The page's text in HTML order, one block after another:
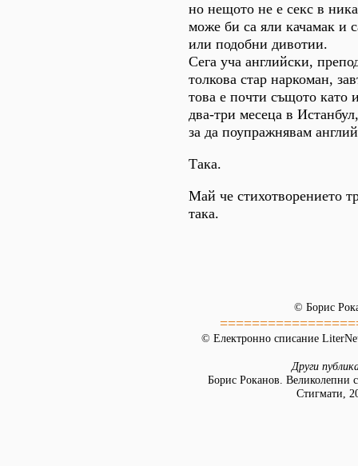
но нещото не е секс в
може би са яли качамак и
или подобни дивотии.
Сега уча английски,
толкова стар наркоман,
това е почти същото като
два-три месеца в Истанбул,
за да поупражнявам
Така.
Май че стихотворението
така.
© Борис
© Електронно списание
Други
Борис Роканов. Великолепни
Стигмати,